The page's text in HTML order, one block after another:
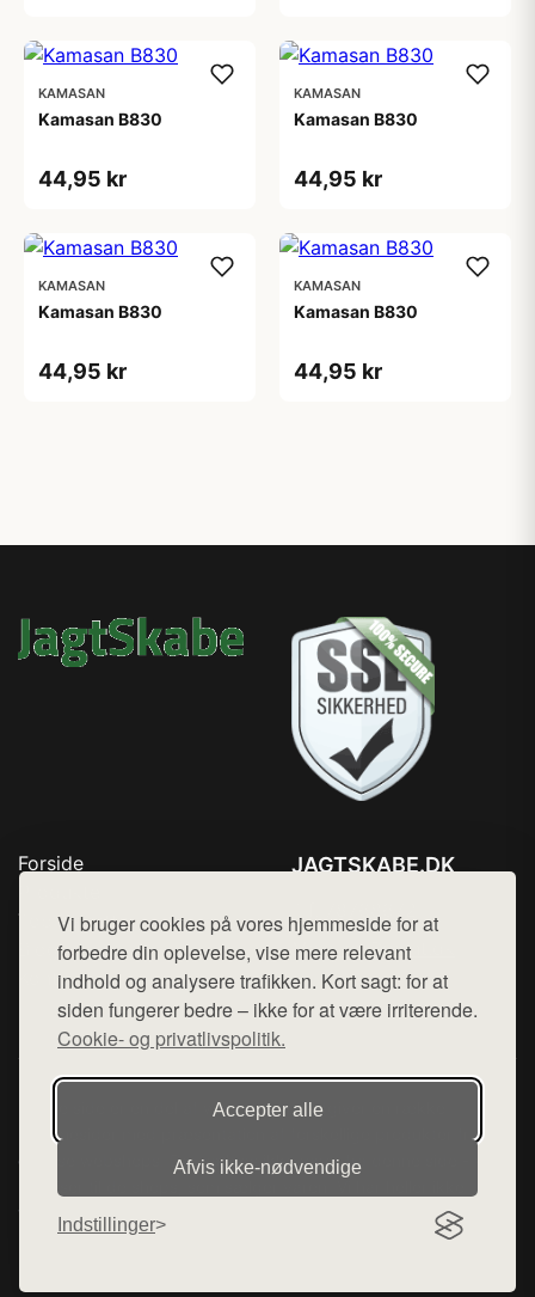
Vi bruger cookies på vores hjemmeside for at
forbedre din oplevelse, vise mere relevant
indhold og analysere trafikken. Kort sagt: for at
siden fungerer bedre – ikke for at være irriterende.
Cookie- og privatlivspolitik.
Accepter alle
Afvis ikke‑nødvendige
Indstillinger
KAMASAN
Kamasan B830
44,95 kr
KAMASAN
Kamasan B830
44,95 kr
KAMASAN
Kamasan B830
44,95 kr
KAMASAN
Kamasan B830
44,95 kr
Forside
Top Rabatter
Blog
Kontakt
JAGTSKABE.DK
Mail: hej@want.dk
Cookie- og privatlivspolitik
Denne side er en del af want.dk, der udgiver en række
hjemmesider med præsentation af forskellige produkter fra
diverse webshops. Der sælges ikke varer fra denne side - vi
henviser til de shops, som sælger varen. Vi har heller ikke
varerne på lager.